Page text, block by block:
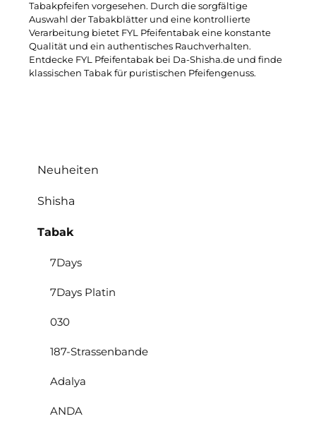
Tabakpfeifen vorgesehen. Durch die sorgfältige
Auswahl der Tabakblätter und eine kontrollierte
Verarbeitung bietet FYL Pfeifentabak eine konstante
Qualität und ein authentisches Rauchverhalten.
Entdecke FYL Pfeifentabak bei Da-Shisha.de und finde
klassischen Tabak für puristischen Pfeifengenuss.
Neuheiten
Shisha
Tabak
7Days
7Days Platin
030
187-Strassenbande
Adalya
ANDA